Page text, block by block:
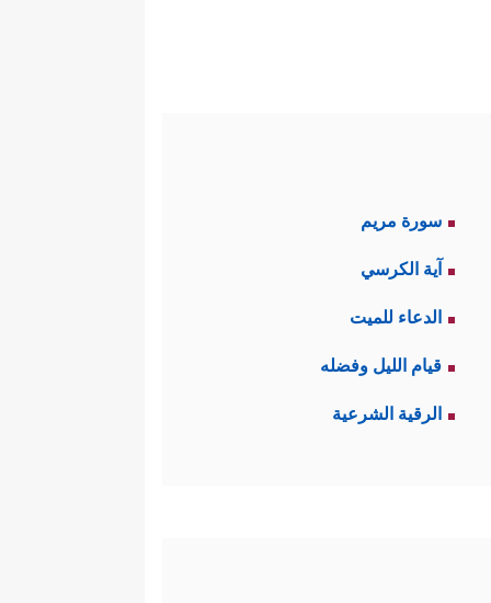
سورة مريم
آية الكرسي
الدعاء للميت
قيام الليل وفضله
الرقية الشرعية